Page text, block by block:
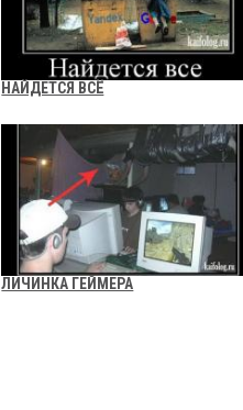
НАЙДЕТСЯ ВСЁ
ЛИЧИНКА ГЕЙМЕРА